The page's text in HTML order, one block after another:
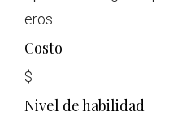
eros.
Costo
$
Nivel de habilidad